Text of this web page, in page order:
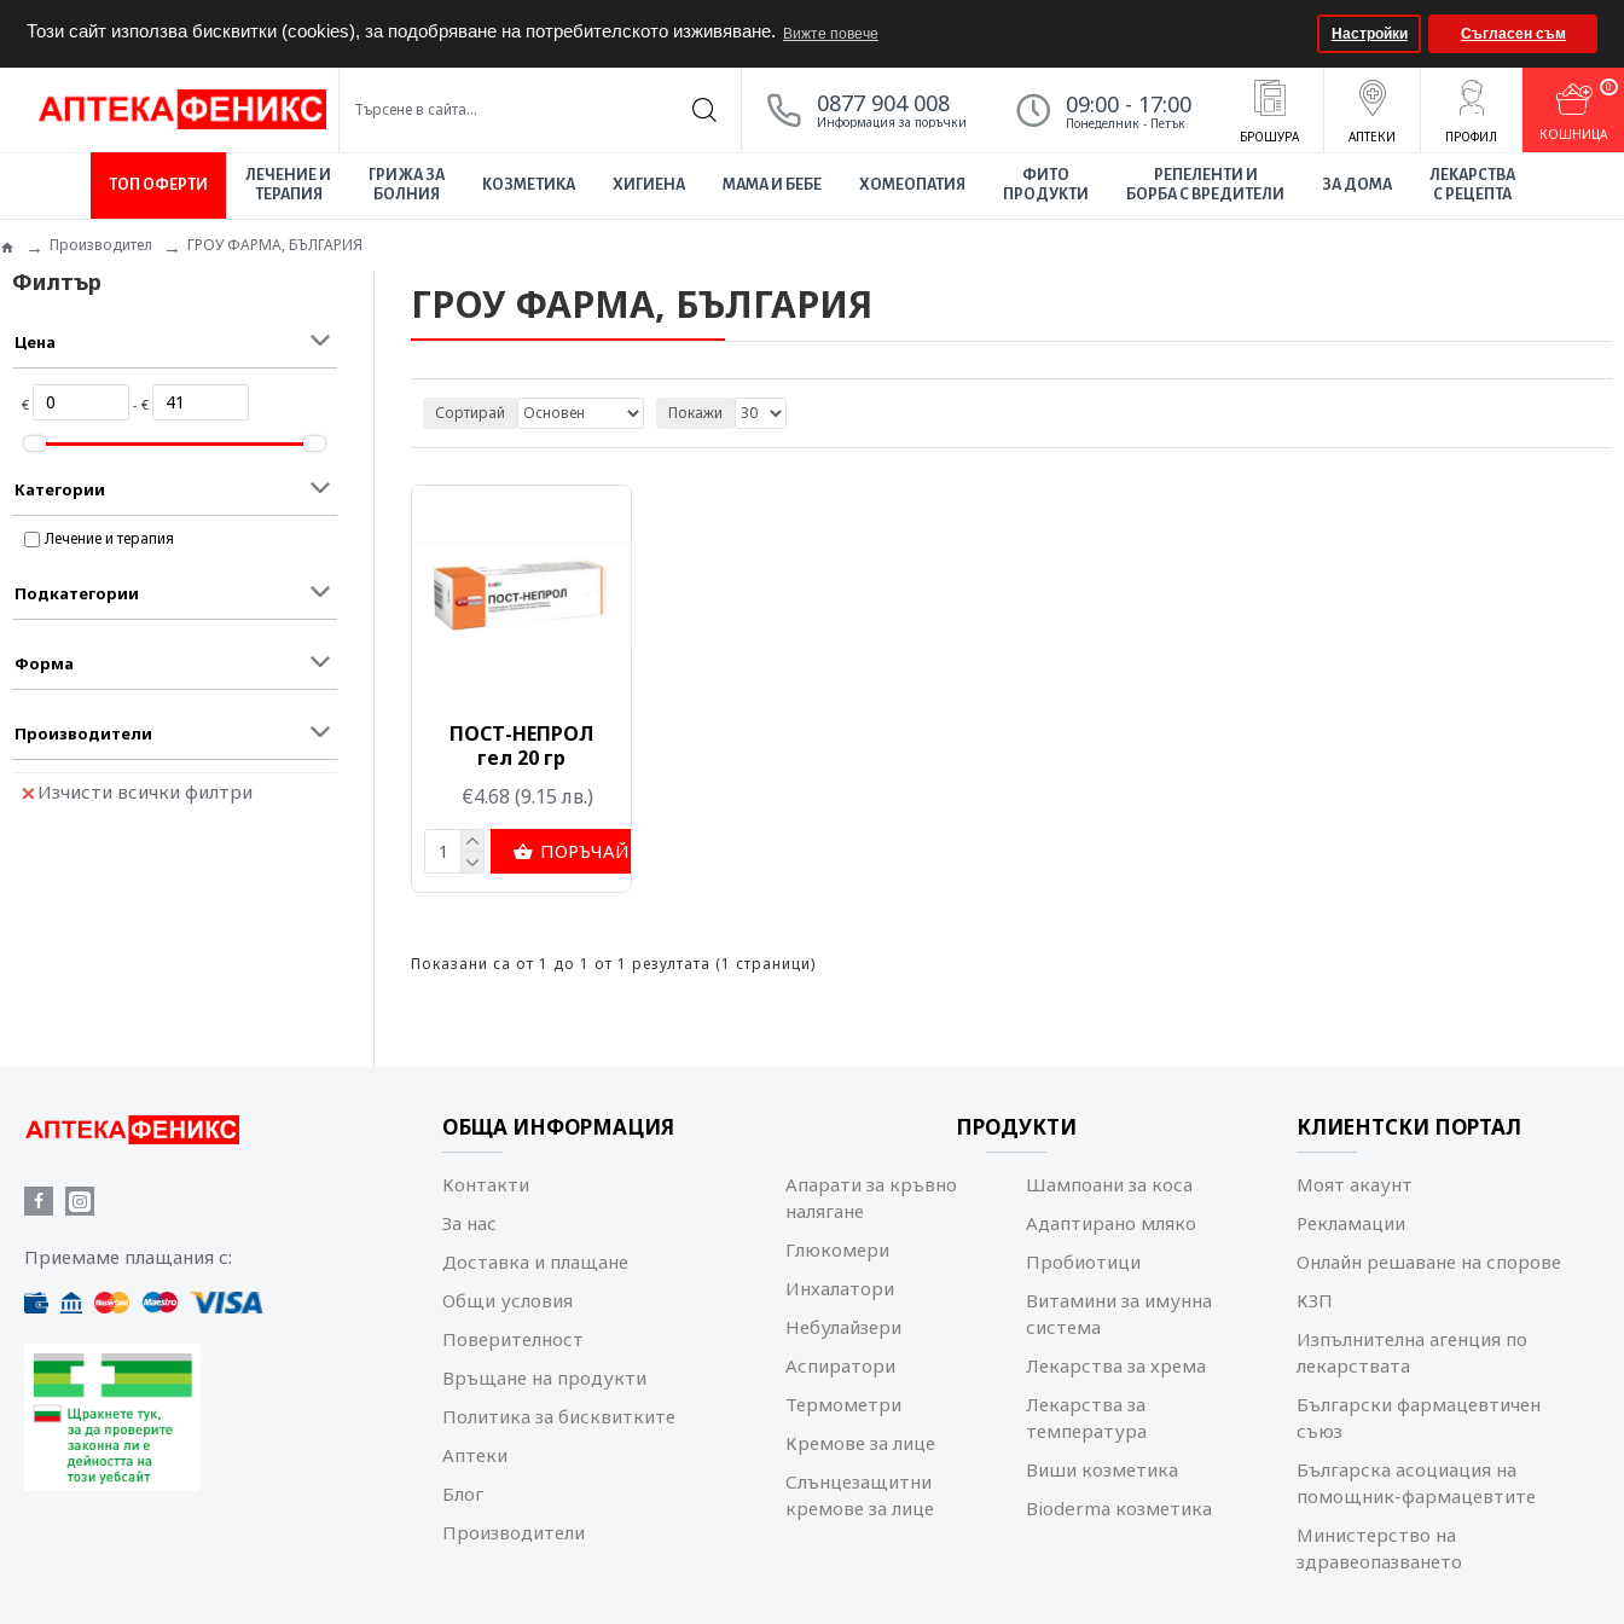
Този сайт използва бисквитки (cookies), за подобряване на потребителското изживяване. Вижте повече Настройки Съгласен съм
0877 904 008
Информация за поръчки
09:00 - 17:00
Понеделник - Петък
БРОШУРА АПТЕКИ ПРОФИЛ КOШНИЦА
0
ТОП ОФЕРТИ
ЛЕЧЕНИЕ И
ТЕРАПИЯ
ГРИЖА ЗА
БОЛНИЯ
КОЗМЕТИКА ХИГИЕНА МАМА И БЕБЕ ХОМЕОПАТИЯ
ФИТО
ПРОДУКТИ
РЕПЕЛЕНТИ И
БОРБА С ВРЕДИТЕЛИ
ЗА ДОМА
ЛЕКАРСТВА
С РЕЦЕПТА
Производител ГРОУ ФАРМА, БЪЛГАРИЯ
Филтър
Цена
€ - €
Категории
Лечение и терапия
Подкатегории
Форма
Производители
Изчисти всички филтри
ГРОУ ФАРМА, БЪЛГАРИЯ
Сортирай Покажи
ПОСТ-НЕПРОЛ
гел 20 гр
€4.68 (9.15 лв.)
ПОРЪЧАЙ
Показани са от 1 до 1 от 1 резултата (1 страници)
Приемаме плащания с:
ОБЩА ИНФОРМАЦИЯ
Контакти
За нас
Доставка и плащане
Общи условия
Поверителност
Връщане на продукти
Политика за бисквитките
Аптеки
Блог
Производители
ПРОДУКТИ
Апарати за кръвно
налягане
Глюкомери
Инхалатори
Небулайзери
Аспиратори
Термометри
Кремове за лице
Слънцезащитни
кремове за лице
Шампоани за коса
Адаптирано мляко
Пробиотици
Витамини за имунна
система
Лекарства за хрема
Лекарства за
температура
Виши козметика
Bioderma козметика
КЛИЕНТСКИ ПОРТАЛ
Моят акаунт
Рекламации
Онлайн решаване на спорове
КЗП
Изпълнителна агенция по
лекарствата
Български фармацевтичен
съюз
Българска асоциация на
помощник-фармацевтите
Министерство на
здравеопазването